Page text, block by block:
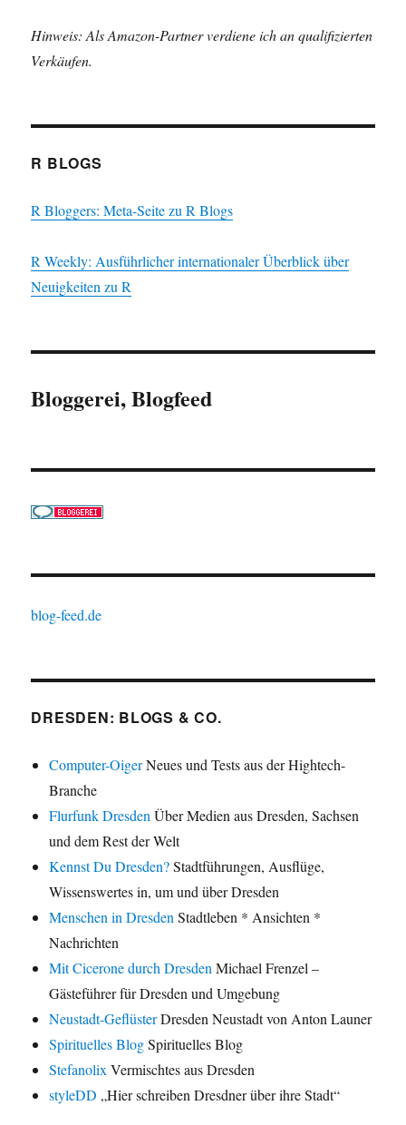
Hinweis: Als Amazon-Partner verdiene ich an qualifizierten
Verkäufen.
R BLOGS
R Bloggers: Meta-Seite zu R Blogs
R Weekly: Ausführlicher internationaler Überblick über
Neuigkeiten zu R
Bloggerei, Blogfeed
blog-feed.de
DRESDEN: BLOGS & CO.
Computer-OigerNeues und Tests aus der Hightech-
Branche
Flurfunk Dresden Über Medien aus Dresden, Sachsen
und dem Rest der Welt
Kennst Du Dresden?Stadtführungen, Ausflüge,
Wissenswertes in, um und über Dresden
Menschen in Dresden Stadtleben * Ansichten *
Nachrichten
Mit Cicerone durch Dresden Michael Frenzel –
Gästeführer für Dresden und Umgebung
Neustadt-GeflüsterDresden Neustadt von Anton Launer
Spirituelles BlogSpirituelles Blog
Stefanolix Vermischtes aus Dresden
styleDD „Hier schreiben Dresdner über ihre Stadt“